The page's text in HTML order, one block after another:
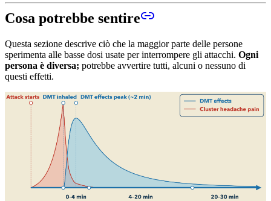
Cosa potrebbe sentire
Questa sezione descrive ciò che la maggior parte delle persone
sperimenta alle basse dosi usate per interrompere gli attacchi. Ogni
persona è diversa; potrebbe avvertire tutti, alcuni o nessuno di
questi effetti.